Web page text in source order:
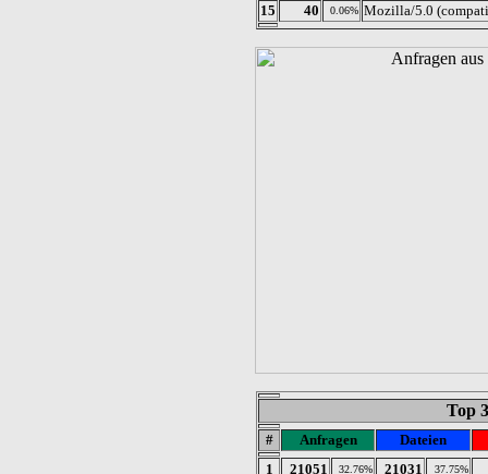
15
40 0.06% Mozilla/5.0
Top
# Anfragen
Dateien
1
21051 32.76% 21031 37.75%